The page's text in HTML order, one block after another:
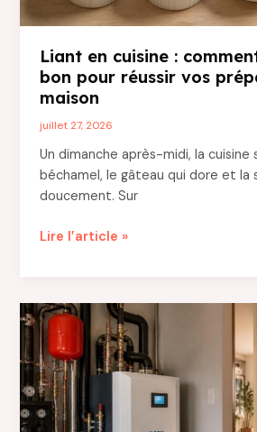
Liant en cuisine :
bon pour réussir vos
maison
juillet 27, 2026
Un dimanche après-midi, la cuisine
béchamel, le gâteau qui dore et la
doucement. Sur
Liant
comment
choisir
le
bon
pour
réussir
Lire l’article »